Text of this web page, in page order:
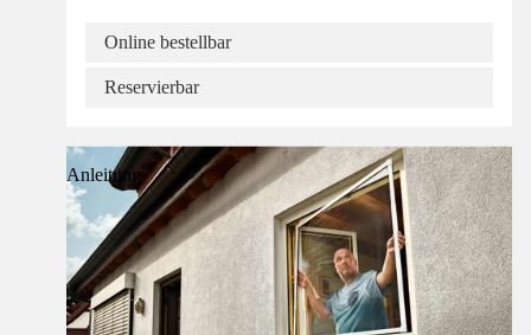
Online bestellbar
Reservierbar
Anleitung